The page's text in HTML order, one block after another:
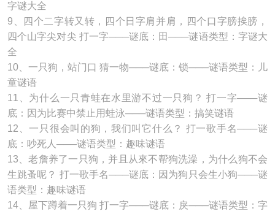
字谜大全
9、四个二字转又转，四个日字肩并肩，四个口字膀挨膀，
四个山字尖对尖 打一字───谜底：田───谜语类型：字谜大
全
10、一只狗，站门口 猜一物───谜底：锁───谜语类型：儿
童谜语
11、为什么一只青蛙在水里游不过一只狗？ 打一字───谜
底：因为比赛中禁止用蛙泳───谜语类型：搞笑谜语
12、一只很会叫的狗，我们叫它什么？ 打一歌手名───谜
底：吵死人───谜语类型：趣味谜语
13、老詹养了一只狗，并且从來不帮狗洗澡，为什么狗不会
生跳蚤呢？ 打一歌手名───谜底：因为狗只会生小狗───谜
语类型：趣味谜语
14、屋下蹲着一只狗 打一字───谜底：戾───谜语类型：字